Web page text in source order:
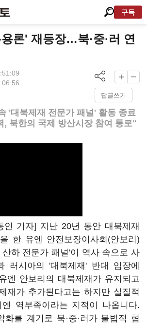
구독
론' 재등장…북·중·러 연
답글쓰기
'대북제재 전문가 패널' 활동 종료
, 북한의 국제 방산시장 참여 통로"
인 기자] 지난 20년 동안 대북제재
한 유엔 안전보장이사회(안보리)
하 전문가 패널'이 역사 속으로 사
러시아의 '대북제재' 반대 입장에
엔 안보리의 대북제재가 유지되고
재가 추가된다고는 하지만 실질적
엔 역부족이라는 지적이 나옵니다.
화를 계기로 북·중·러가 불법적 협